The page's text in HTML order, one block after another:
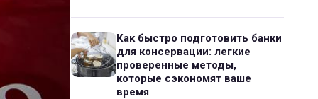
Как быстро подготовить банки
для консервации: легкие
проверенные методы,
которые сэкономят ваше
время